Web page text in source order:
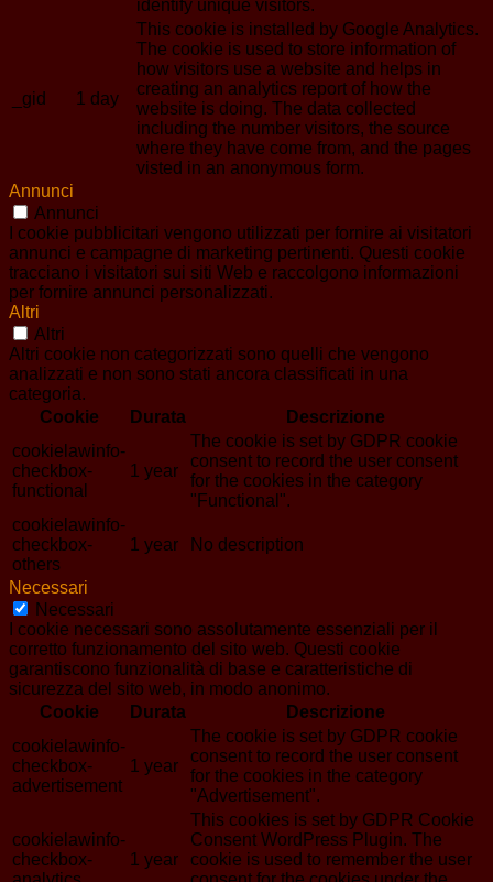
identify unique visitors.
_gid 1 day
This cookie is installed by Google Analytics.
The cookie is used to store information of
how visitors use a website and helps in
creating an analytics report of how the
website is doing. The data collected
including the number visitors, the source
where they have come from, and the pages
visted in an anonymous form.
Annunci
Annunci
I cookie pubblicitari vengono utilizzati per fornire ai visitatori
annunci e campagne di marketing pertinenti. Questi cookie
tracciano i visitatori sui siti Web e raccolgono informazioni
per fornire annunci personalizzati.
Altri
Altri
Altri cookie non categorizzati sono quelli che vengono
analizzati e non sono stati ancora classificati in una
categoria.
Cookie
Durata
Descrizione
cookielawinfo-
checkbox-
functional
1 year
The cookie is set by GDPR cookie
consent to record the user consent
for the cookies in the category
"Functional".
cookielawinfo-
checkbox-
others
1 year No description
Necessari
Necessari
I cookie necessari sono assolutamente essenziali per il
corretto funzionamento del sito web. Questi cookie
garantiscono funzionalità di base e caratteristiche di
sicurezza del sito web, in modo anonimo.
Cookie
Durata
Descrizione
cookielawinfo-
checkbox-
advertisement
1 year
The cookie is set by GDPR cookie
consent to record the user consent
for the cookies in the category
"Advertisement".
cookielawinfo-
checkbox-
1 year
This cookies is set by GDPR Cookie
Consent WordPress Plugin. The
cookie is used to remember the user